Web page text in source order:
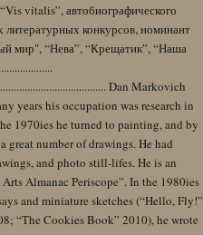
vitalis”, автобиографического
литературных конкурсов, номинант
мир", “Нева”, “Крещатик”, “Наша
Dan Markovich
years his occupation was research in
1970ies he turned to painting, and by
great number of drawings. He had
and photo still-lifes. He is an
Almanac Periscope”. In the 1980ies
and miniature sketches (“Hello, Fly!”
“The Cookies Book” 2010), he wrote